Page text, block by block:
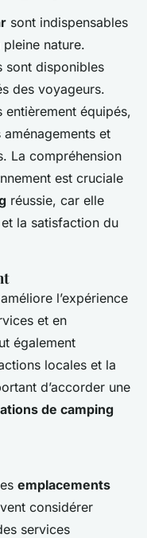
sont indispensables
nature.
sont disponibles
des voyageurs.
équipés,
et
La compréhension
est cruciale
réussie, car elle
la satisfaction du
l’expérience
et en
également
locales et la
d’accorder une
de camping
emplacements
considérer
services